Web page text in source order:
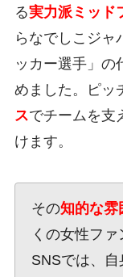
る実力派ミッド
らなでしこジャ
ッカー選手」の
めました。ピッ
スでチームを支
けます。
その知的な雰
くの女性ファ
SNSでは、